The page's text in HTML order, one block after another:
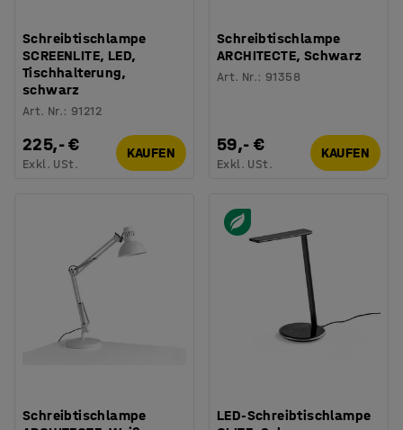
Schreibtischlampe
SCREENLITE, LED,
Tischhalterung,
schwarz
Art. Nr.: 91212
225,- €
Exkl. USt.
KAUFEN
Schreibtischlampe
ARCHITECTE, Schwarz
Art. Nr.: 91358
59,- €
Exkl. USt.
KAUFEN
Schreibtischlampe
LED-Schreibtischlampe